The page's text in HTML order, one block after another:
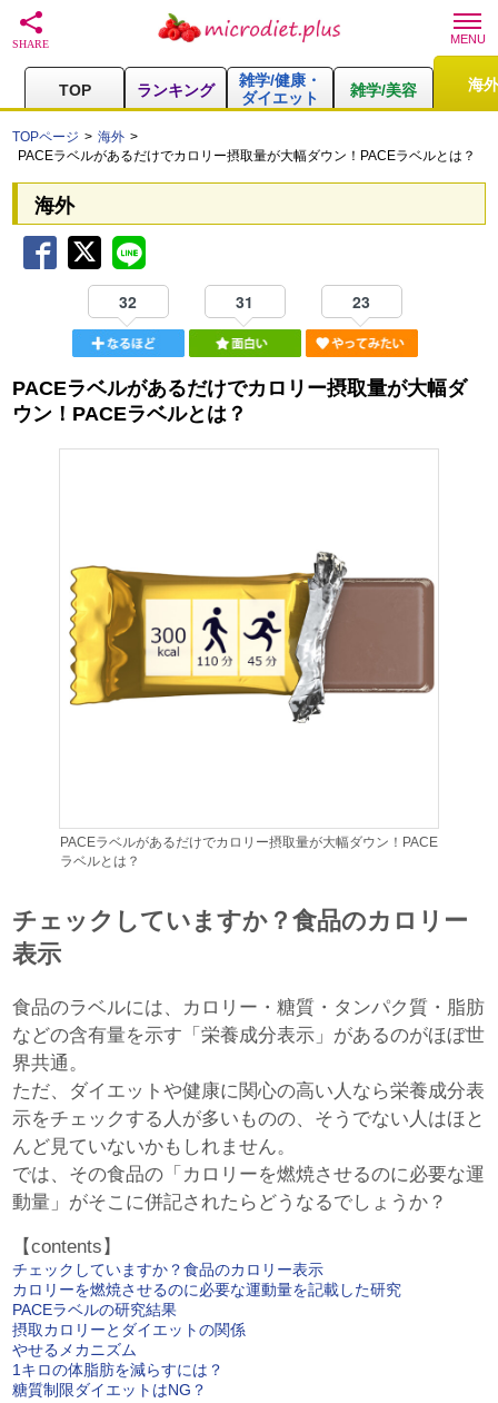
TOP ランキング
雑学/健康・
ダイエット
雑学/美容 海
TOPページ
海外
PACEラベルがあるだけでカロリー摂取量が大幅ダウン！PACEラベルとは？
海外
32 31 23
PACEラベルがあるだけでカロリー摂取量が大幅ダ
ウン！PACEラベルとは？
PACEラベルがあるだけでカロリー摂取量が大幅ダウン！PACE
ラベルとは？
チェックしていますか？食品のカロリー
表示
食品のラベルには、カロリー・糖質・タンパク質・脂肪
などの含有量を示す「栄養成分表示」があるのがほぼ世
界共通。
ただ、ダイエットや健康に関心の高い人なら栄養成分表
示をチェックする人が多いものの、そうでない人はほと
んど見ていないかもしれません。
では、その食品の「カロリーを燃焼させるのに必要な運
動量」がそこに併記されたらどうなるでしょうか？
【contents】
チェックしていますか？食品のカロリー表示
カロリーを燃焼させるのに必要な運動量を記載した研究
PACEラベルの研究結果
摂取カロリーとダイエットの関係
やせるメカニズム
1キロの体脂肪を減らすには？
糖質制限ダイエットはNG？